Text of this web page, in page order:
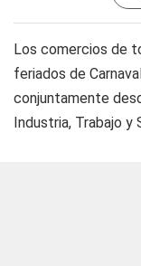
Los comercios de
feriados de
conjuntamente
Industria, Trabajo y